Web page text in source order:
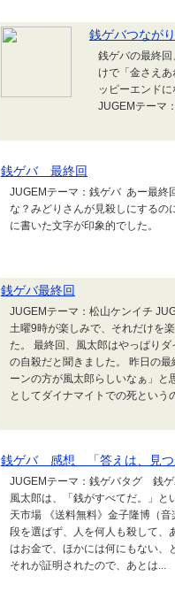
銭ゲバつなが
銭ゲバの最終
けで「金さえ
ッピーエンド
JUGEMテーマ
銭ゲバ 最終回
JUGEMテーマ：銭ゲバ あー最終
な？みどりさんが見殺しにするの
に書いた文字が印象的でした。
銭ゲバ最終回
JUGEMテーマ：松山ケンイチ
土曜9時が楽しみで、それだけを
た。 最終回、風太郎はやっぱり
の自殺だと聞きました。 昨日の
ーンの方が風太郎らしいなぁ」と
としてダイナマイトでの死という
銭ゲバ 感想 「答えは、見つ
JUGEMテーマ：銭ゲバタグ 銭ゲ
風太郎は、「銭がすべてだ。
天市場 《送料無料》金子隆博（
段を選ばず、人を何人も殺して、
はお金で、ほかには何にもない、
それが証明されたので、あとは...